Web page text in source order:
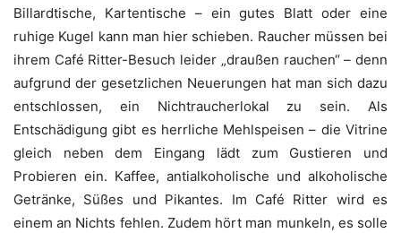
Billardtische, Kartentische – ein gutes Blatt oder eine
ruhige Kugel kann man hier schieben. Raucher müssen bei
ihrem Café Ritter-Besuch leider „draußen rauchen“ – denn
aufgrund der gesetzlichen Neuerungen hat man sich dazu
entschlossen, ein Nichtraucherlokal zu sein. Als
Entschädigung gibt es herrliche Mehlspeisen – die Vitrine
gleich neben dem Eingang lädt zum Gustieren und
Probieren ein. Kaffee, antialkoholische und alkoholische
Getränke, Süßes und Pikantes. Im Café Ritter wird es
einem an Nichts fehlen. Zudem hört man munkeln, es solle